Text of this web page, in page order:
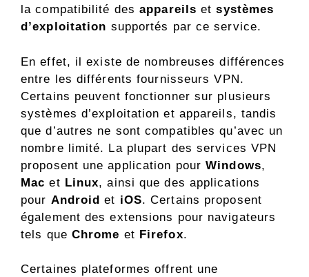
la compatibilité desappareils etsystèmes
d’exploitation supportés par ce service.
En effet, il existe de nombreuses différences
entre les différents fournisseurs VPN.
Certains peuvent fonctionner sur plusieurs
systèmes d’exploitation et appareils, tandis
que d’autres ne sont compatibles qu’avec un
nombre limité. La plupart des services VPN
proposent une application pourWindows,
Mac et Linux, ainsi que des applications
pour Android et iOS. Certains proposent
également des extensions pour navigateurs
tels que Chrome et Firefox.
Certaines plateformes offrent une